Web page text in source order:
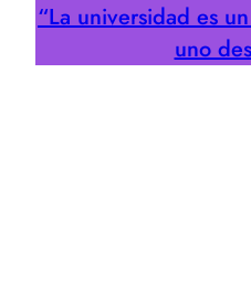
“La universidad es
uno